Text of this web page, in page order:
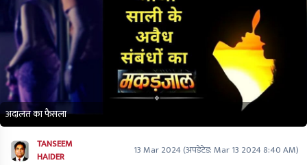
अदालत का फैसला
TANSEEM
HAIDER
13 Mar 2024(अपडेटेड:Mar 13 2024 8:40 AM)